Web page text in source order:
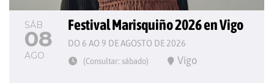
SÁB
08
AGO
Festival Marisquiño 2026 en Vigo
DO 6 AO 9 DE AGOSTO DE 2026
(Consultar: sábado) Vigo